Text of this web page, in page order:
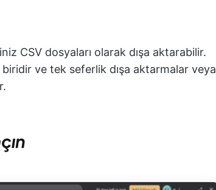
CSV dosyaları olarak dışa aktarabilir.
ve tek seferlik dışa aktarmalar veya